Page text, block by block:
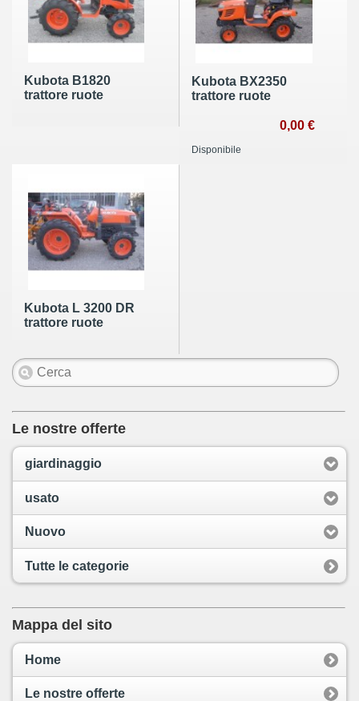
Kubota B1820
trattore ruote
Kubota BX2350
trattore ruote
0,00 €
Disponibile
Kubota L 3200 DR
trattore ruote
Le nostre offerte
giardinaggio
usato
Nuovo
Tutte le categorie
Mappa del sito
Home
Le nostre offerte